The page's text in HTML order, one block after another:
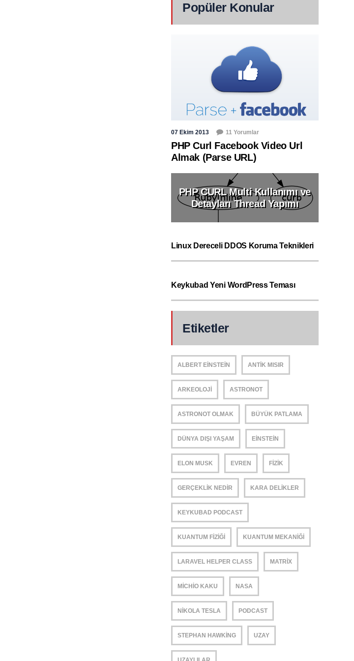
Popüler Konular
07 Ekim 2013 11 Yorumlar
PHP Curl Facebook Video Url
Almak (Parse URL)
PHP CURL Multi Kullanımı ve
Detayları Thread Yapımı
Linux Dereceli DDOS Koruma Teknikleri
Keykubad Yeni WordPress Teması
Etiketler
ALBERT EINSTEIN ANTIK MISIR
ARKEOLOJI ASTRONOT
ASTRONOT OLMAK BÜYÜK PATLAMA
DÜNYA DIŞI YAŞAM EINSTEIN
ELON MUSK EVREN FIZIK
GERÇEKLIK NEDIR KARA DELIKLER
KEYKUBAD PODCAST
KUANTUM FIZIĞI KUANTUM MEKANIĞI
LARAVEL HELPER CLASS MATRIX
MICHIO KAKU NASA
NIKOLA TESLA PODCAST
STEPHAN HAWKING UZAY